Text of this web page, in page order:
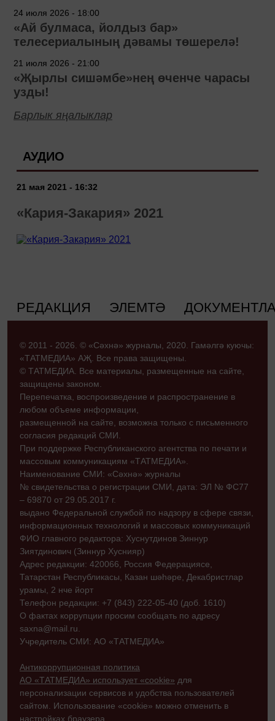
24 июля 2026 - 18:00
«Ай булмаса, йолдыз бар»
телесериалының дәвамы төшерелә!
21 июля 2026 - 21:00
«Җырлы сишәмбе»нең өченче чарасы
узды!
Барлык яңалыклар
АУДИО
21 мая 2021 - 16:32
«Кария-Закария» 2021
РЕДАКЦИЯ ЭЛЕМТӘ
© 2011 - 2026. © «Сәхнә» журналы, 2020. Гамәлгә куючы:
«ТАТМЕДИА» АҖ. Все права защищены.
© ТАТМЕДИА. Все материалы, размещенные на сайте,
защищены законом.
Перепечатка, воспроизведение и распространение в
любом объеме информации,
размещенной на сайте, возможна только с письменного
согласия редакций СМИ.
При поддержке Республиканского агентства по печати и
массовым коммуникациям «ТАТМЕДИА».
Наименование СМИ: «Сәхнә» журналы
№ свидетельства о регистрации СМИ, дата: ЭЛ № ФС77
– 69870 от 29.05.2017 г.
выдано Федеральной службой по надзору в сфере связи,
информационных технологий и массовых коммуникаций
ФИО главного редактора: Хуснутдинов Зиннур
Зиятдинович (Зиннур Хуснияр)
Адрес редакции: 420066, Россия Федерациясе,
Татарстан Республикасы, Казан шәһәре, Декабристлар
урамы, 2 нче йорт
Телефон редакции: +7 (843) 222-05-40 (доб. 1610)
О фактах коррупции просим сообщать по адресу
saxna@mail.ru.
Учредитель СМИ: АО «ТАТМЕДИА»
Антикоррупционная политика
АО «ТАТМЕДИА» использует «cookie» для
персонализации сервисов и удобства пользователей
сайтом. Использование «cookie» можно отменить в
настройках браузера.